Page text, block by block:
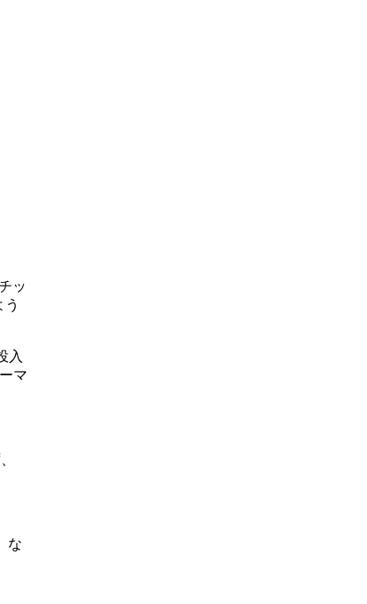
ッ
入
マ
な